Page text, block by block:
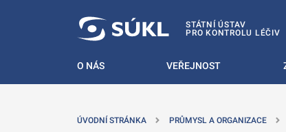
STÁTNÍ ÚSTAV
PRO KONTROLU LÉČIV
O NÁS VEŘEJNOST
ÚVODNÍ STRÁNKA PRŮMYSL A ORGANIZACE